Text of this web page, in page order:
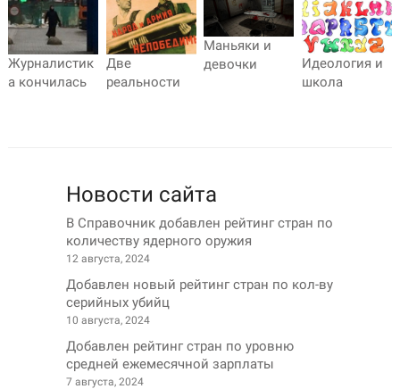
Журналистик
а кончилась
Две
реальности
Маньяки и
девочки
Идеология и
школа
Новости сайта
В Справочник добавлен рейтинг стран по
количеству ядерного оружия
12 августа, 2024
Добавлен новый рейтинг стран по кол-ву
серийных убийц
10 августа, 2024
Добавлен рейтинг стран по уровню
средней ежемесячной зарплаты
7 августа, 2024